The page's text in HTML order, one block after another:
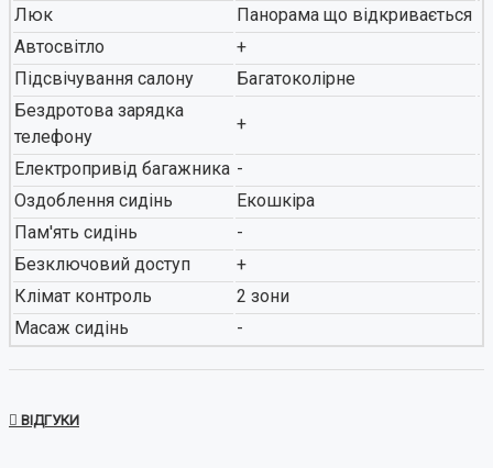
Люк
Панорама що відкривається
Автосвітло
+
Підсвічування салону
Багатоколірне
Бездротова зарядка
телефону
+
Електропривід багажника -
Оздоблення сидінь
Екошкіра
Пам'ять сидінь
-
Безключовий доступ
+
Клімат контроль
2 зони
Масаж сидінь
-
ВІДГУКИ